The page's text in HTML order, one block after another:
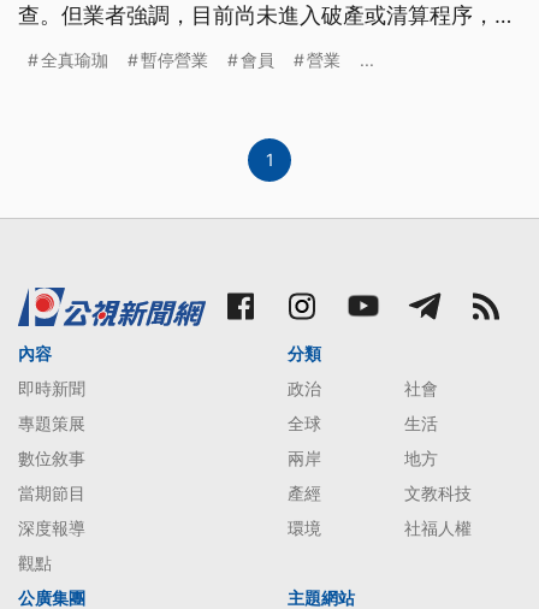
查。但業者強調，目前尚未進入破產或清算程序，正
司，在9月30日給出各分館的營業計劃與退費方案。
全真瑜珈 暫停營業 會員 營業 ...
1
內容
即時新聞
專題策展
數位敘事
當期節目
深度報導
觀點
分類
政治
社會
全球
生活
兩岸
地方
產經
文教科技
環境
社福人權
公廣集團 主題網站